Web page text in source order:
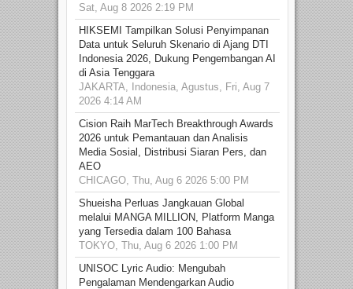
Sat, Aug 8 2026 2:19 PM
HIKSEMI Tampilkan Solusi Penyimpanan
Data untuk Seluruh Skenario di Ajang DTI
Indonesia 2026, Dukung Pengembangan AI
di Asia Tenggara
JAKARTA, Indonesia, Agustus, Fri, Aug 7
2026 4:14 AM
Cision Raih MarTech Breakthrough Awards
2026 untuk Pemantauan dan Analisis
Media Sosial, Distribusi Siaran Pers, dan
AEO
CHICAGO, Thu, Aug 6 2026 5:00 PM
Shueisha Perluas Jangkauan Global
melalui MANGA MILLION, Platform Manga
yang Tersedia dalam 100 Bahasa
TOKYO, Thu, Aug 6 2026 1:00 PM
UNISOC Lyric Audio: Mengubah
Pengalaman Mendengarkan Audio